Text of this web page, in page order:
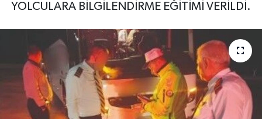
YOLCULARA BİLGİLENDİRME EĞİTİMİ VERİLDİ.